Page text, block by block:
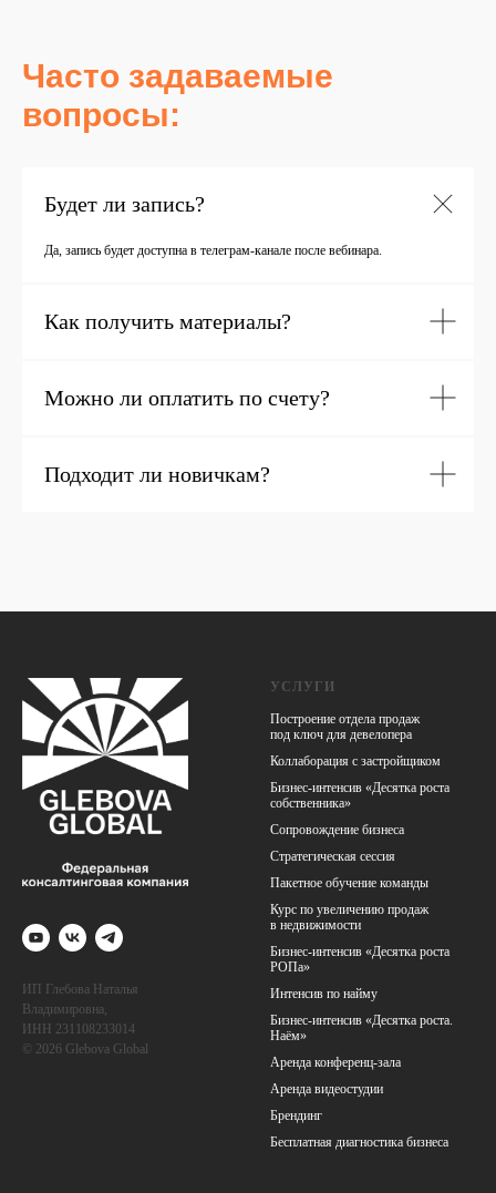
Часто задаваемые
вопросы:
Будет ли запись?
Да, запись будет доступна в телеграм-канале после вебинара.
Как получить материалы?
Можно ли оплатить по счету?
Подходит ли новичкам?
ИП Глебова Наталья
Владимировна,
ИНН 231108233014
© 2026 Glebova Global
УСЛУГИ
Построение отдела продаж
под ключ для девелопера
Коллаборация с застройщиком
Бизнес-интенсив «Десятка роста
собственника»
Сопровождение бизнеса
Стратегическая сессия
Пакетное обучение команды
Курс по увеличению продаж
в недвижимости
Бизнес-интенсив «Десятка роста
РОПа»
Интенсив по найму
Бизнес-интенсив «Десятка роста.
Наём»
Аренда конференц-зала
Аренда видеостудии
Брендинг
Бесплатная диагностика бизнеса